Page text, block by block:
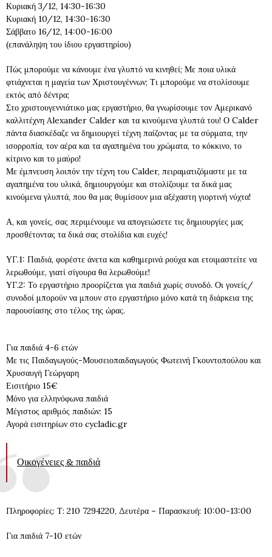
Κυριακή 3/12, 14:30-16:30
Κυριακή 10/12, 14:30-16:30
Σάββατο 16/12, 14:00-16:00
(επανάληψη του ίδιου εργαστηρίου)
Πώς μπορούμε να κάνουμε ένα γλυπτό να κινηθεί; Με ποια υλικά
φτιάχνεται η μαγεία των Χριστουγέννων; Τι μπορούμε να στολίσουμε
εκτός από δέντρα;
Στο χριστουγεννιάτικο μας εργαστήριο, θα γνωρίσουμε τον Αμερικανό
καλλιτέχνη Alexander Calder και τα κινούμενα γλυπτά του! Ο Calder
πάντα διασκέδαζε να δημιουργεί τέχνη παίζοντας με τα σύρματα, την
ισορροπία, τον αέρα και τα αγαπημένα του χρώματα, το κόκκινο, το
κίτρινο και το μαύρο!
Με έμπνευση λοιπόν την τέχνη του Calder, πειραματιζόμαστε με τα
αγαπημένα του υλικά, δημιουργούμε και στολίζουμε τα δικά μας
κινούμενα γλυπτά, που θα μας θυμίσουν μια αξέχαστη γιορτινή νύχτα!
Α, και γονείς, σας περιμένουμε να απογειώσετε τις δημιουργίες μας
προσθέτοντας τα δικά σας στολίδια και ευχές!
ΥΓ.1: Παιδιά, φορέστε άνετα και καθημερινά ρούχα και ετοιμαστείτε να
λερωθούμε, γιατί σίγουρα θα λερωθούμε!
ΥΓ.2: Το εργαστήριο προορίζεται για παιδιά χωρίς συνοδό. Οι γονείς/
συνοδοί μπορούν να μπουν στο εργαστήριο μόνο κατά τη διάρκεια της
παρουσίασης στο τέλος της ώρας.
Για παιδιά 4-6 ετών
Με τις Παιδαγωγούς-Μουσειοπαιδαγωγούς Φωτεινή Γκουντοπούλου και
Χρυσαυγή Γεώργαρη
Εισιτήριο 15€
Μόνο για ελληνόφωνα παιδιά
Μέγιστος αριθμός παιδιών: 15
Αγορά εισιτηρίων στο cycladic.gr
Οικογένειες & παιδιά
Πληροφορίες: Τ: 210 7294220, Δευτέρα – Παρασκευή: 10:00-13:00
Για παιδιά 7-10 ετών